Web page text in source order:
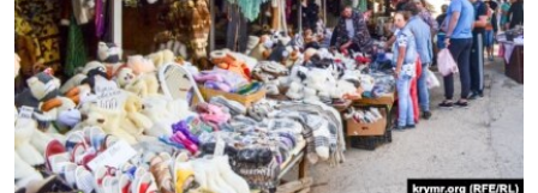
SÜRET
BLOGLAR
FİKİR
Русский